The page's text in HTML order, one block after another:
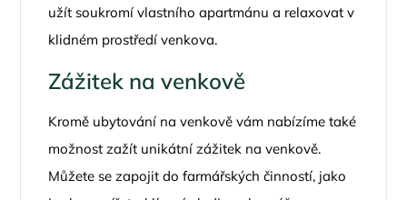
užít soukromí vlastního apartmánu a relaxovat v
klidném prostředí venkova.
Zážitek na venkově
Kromě ubytování na venkově vám nabízíme také
možnost zažít unikátní zážitek na venkově.
Můžete se zapojit do farmářských činností, jako